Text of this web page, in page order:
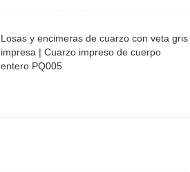
Losas y encimeras de cuarzo con veta gris
impresa | Cuarzo impreso de cuerpo
entero PQ005